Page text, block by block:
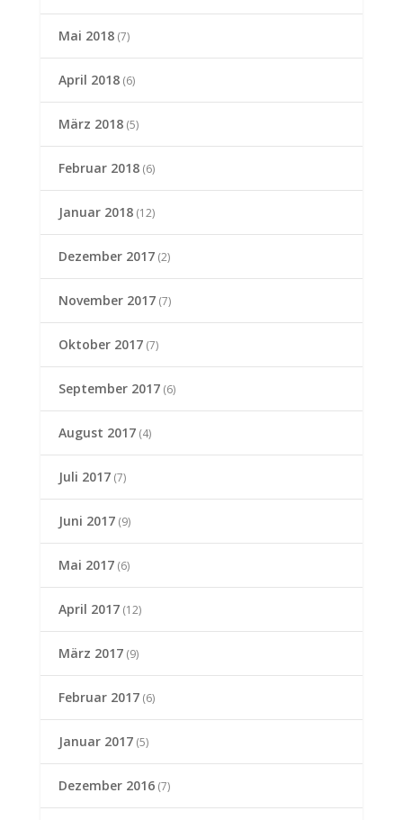
Mai 2018(7)
April 2018(6)
März 2018(5)
Februar 2018(6)
Januar 2018(12)
Dezember 2017(2)
November 2017(7)
Oktober 2017(7)
September 2017(6)
August 2017(4)
Juli 2017(7)
Juni 2017(9)
Mai 2017(6)
April 2017(12)
März 2017(9)
Februar 2017(6)
Januar 2017(5)
Dezember 2016(7)